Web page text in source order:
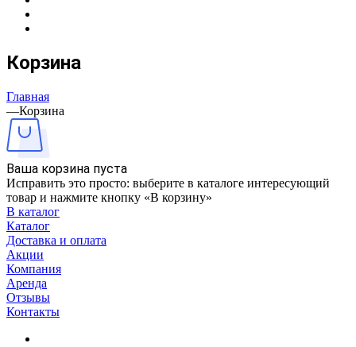
Корзина
Главная
—Корзина
Ваша корзина пуста
Исправить это просто: выберите в каталоге интересующий
товар и нажмите кнопку «В корзину»
В каталог
Каталог
Доставка и оплата
Акции
Компания
Аренда
Отзывы
Контакты